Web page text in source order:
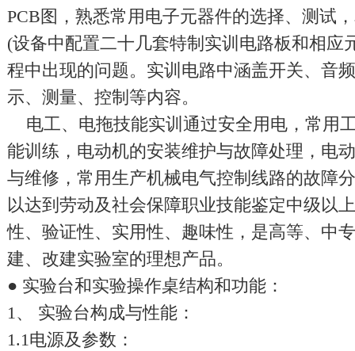
PCB图，熟悉常用电子元器件的选择、测试
(设备中配置二十几套特制实训电路板和相应
程中出现的问题。实训电路中涵盖开关、音
示、测量、控制等内容。
电工、电拖技能实训通过安全用电，常用
能训练，电动机的安装维护与故障处理，电
与维修，常用生产机械电气控制线路的故障
以达到劳动及社会保障职业技能鉴定中级以
性、验证性、实用性、趣味性，是高等、中
建、改建实验室的理想产品。
● 实验台和实验操作桌结构和功能：
1、 实验台构成与性能：
1.1电源及参数：